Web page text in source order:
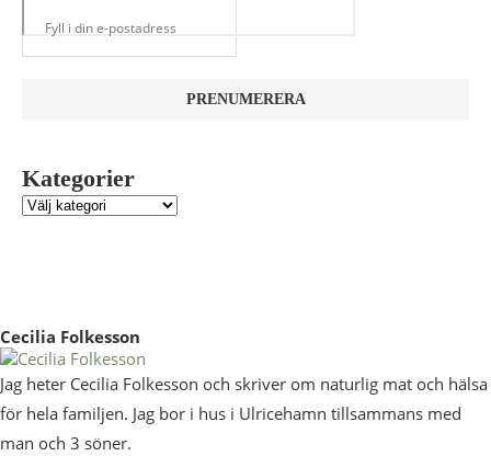
Kategorier
Cecilia Folkesson
Jag heter Cecilia Folkesson och skriver om naturlig mat och hälsa
för hela familjen. Jag bor i hus i Ulricehamn tillsammans med
man och 3 söner.